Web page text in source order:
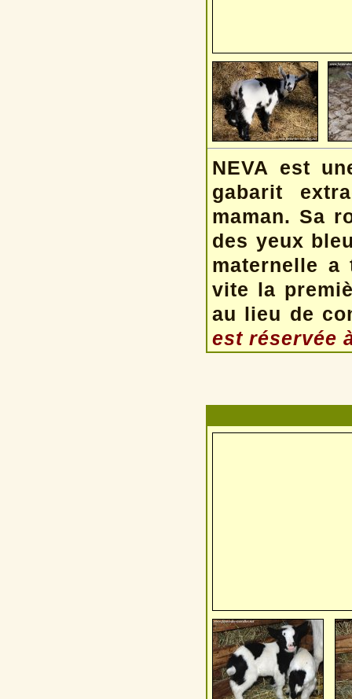
NEVA est
gabarit
maman. Sa
des yeux
maternelle a
vite la
au lieu de
est réservée